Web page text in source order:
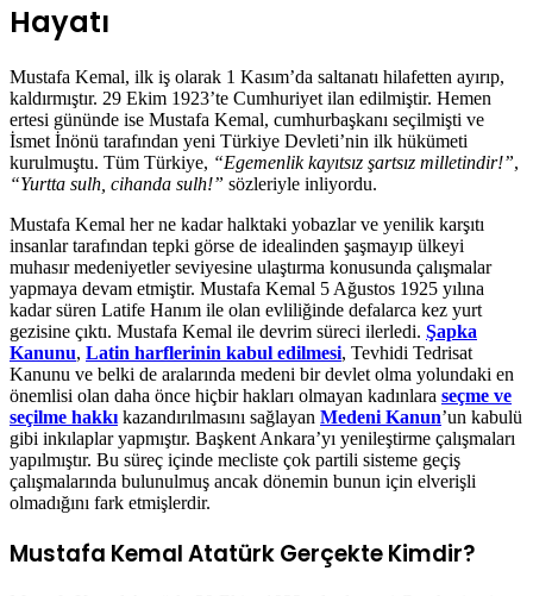
Hayatı
Mustafa Kemal, ilk iş olarak 1 Kasım’da saltanatı hilafetten ayırıp,
kaldırmıştır. 29 Ekim 1923’te Cumhuriyet ilan edilmiştir. Hemen
ertesi gününde ise Mustafa Kemal, cumhurbaşkanı seçilmişti ve
İsmet İnönü tarafından yeni Türkiye Devleti’nin ilk hükümeti
kurulmuştu. Tüm Türkiye, “Egemenlik kayıtsız şartsız milletindir!”,
“Yurtta sulh, cihanda sulh!” sözleriyle inliyordu.
Mustafa Kemal her ne kadar halktaki yobazlar ve yenilik karşıtı
insanlar tarafından tepki görse de idealinden şaşmayıp ülkeyi
muhasır medeniyetler seviyesine ulaştırma konusunda çalışmalar
yapmaya devam etmiştir. Mustafa Kemal 5 Ağustos 1925 yılına
kadar süren Latife Hanım ile olan evliliğinde defalarca kez yurt
gezisine çıktı. Mustafa Kemal ile devrim süreci ilerledi. Şapka
Kanunu, Latin harflerinin kabul edilmesi, Tevhidi Tedrisat
Kanunu ve belki de aralarında medeni bir devlet olma yolundaki en
önemlisi olan daha önce hiçbir hakları olmayan kadınlara seçme ve
seçilme hakkı kazandırılmasını sağlayan Medeni Kanun’un kabulü
gibi inkılaplar yapmıştır. Başkent Ankara’yı yenileştirme çalışmaları
yapılmıştır. Bu süreç içinde mecliste çok partili sisteme geçiş
çalışmalarında bulunulmuş ancak dönemin bunun için elverişli
olmadığını fark etmişlerdir.
Mustafa Kemal Atatürk Gerçekte Kimdir?